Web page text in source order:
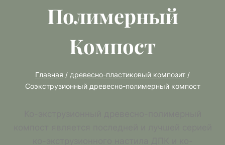
Полимерный
Компост
Главная / древесно-пластиковый композит /
Соэкструзионный древесно-полимерный компост